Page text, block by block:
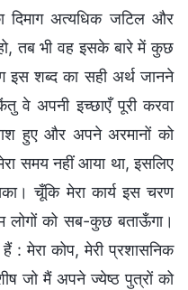
दिमाग अत्यधिक जटिल और
तब भी वह इसके बारे में कुछ
इस शब्द का सही अर्थ जानने
वे अपनी इच्छाएँ पूरी करवा
हुए और अपने अरमानों को
समय नहीं आया था, इसलिए
चूँकि मेरा कार्य इस चरण
लोगों को सब-कुछ बताऊँगा।
: मेरा कोप, मेरी प्रशासनिक
जो मैं अपने ज्येष्ठ पुत्रों को